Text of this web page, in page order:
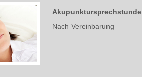
Akupunktursprechstunde
Nach Vereinbarung